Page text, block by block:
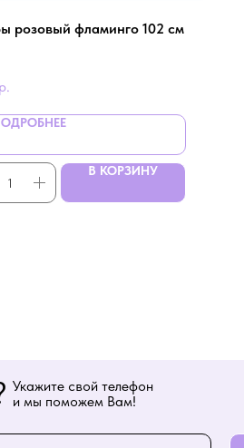
розовый фламинго 102 см
р.
В КОРЗИНУ
Укажите свой телефон
и мы поможем Вам!